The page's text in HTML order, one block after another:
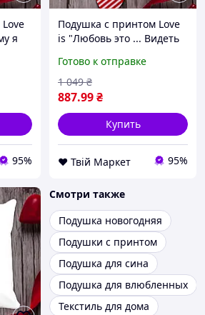
я
95%
Подушка с принтом Love
is "Любовь это ... Видеть
друг друга" Белый Кавун
П000003 D8-2026
Готово к отправке
887.99₴
1 049 ₴
Купить
❤️ Твій Маркет 95%
Смотри также
Подушка новогодняя
Подушки с принтом
Подушка для сина
Подушка для влюбленных
Текстиль для дома